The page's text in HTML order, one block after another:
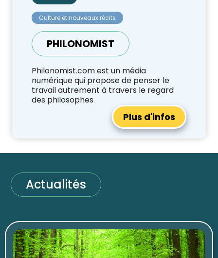
Culture et nouveaux récits
PHILONOMIST
Philonomist.com est un média
numérique qui propose de penser le
travail autrement à travers le regard
des philosophes.
Plus d'infos
Actualités